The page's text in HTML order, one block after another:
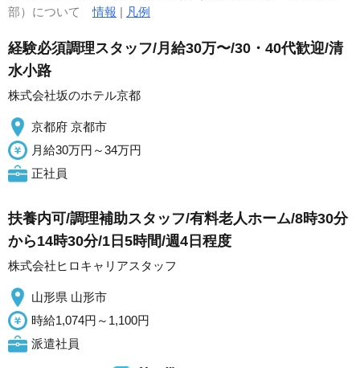
部）について情報 | 凡例
経験必須調理スタッフ/月給30万〜/30・40代歓迎/清
水小路
株式会社坂のホテル京都
京都府 京都市
月給30万円～34万円
正社員
扶養内可/調理補助スタッフ/有料老人ホーム/8時30分
から14時30分/1日5時間/週4日程度
株式会社ヒロキャリアスタッフ
山形県 山形市
時給1,074円～1,100円
派遣社員